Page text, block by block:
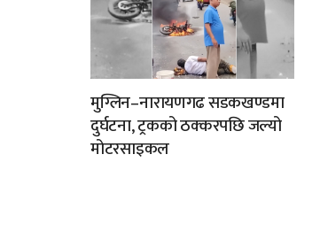
मुग्लिन–नारायणगढ सडकखण्डमा
दुर्घटना, ट्रकको ठक्करपछि जल्यो
मोटरसाइकल